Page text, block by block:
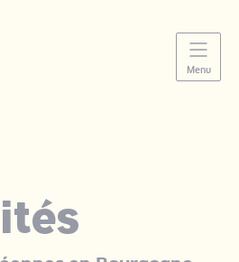
Menu